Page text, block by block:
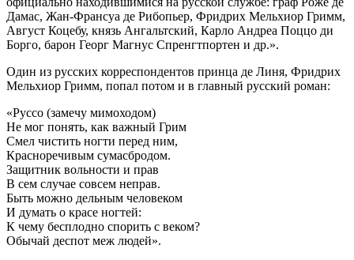
Дамас, Жан-Франсуа де Рибопьер, Фридрих Мельхиор Гримм,
Август Коцебу, князь Ангальтский, Карло Андреа Поццо ди
Борго, барон Георг Магнус Спренгтпортен и др.».
Один из русских корреспондентов принца де Линя, Фридрих
Мельхиор Гримм, попал потом и в главный русский роман:
«Руссо (замечу мимоходом)
Не мог понять, как важный Грим
Смел чистить ногти перед ним,
Красноречивым сумасбродом.
Защитник вольности и прав
В сем случае совсем неправ.
Быть можно дельным человеком
И думать о красе ногтей:
К чему бесплодно спорить с веком?
Обычай деспот меж людей».